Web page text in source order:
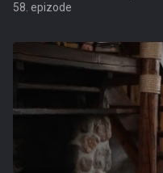
58. epizode